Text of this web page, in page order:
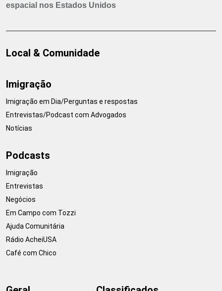
espacial nos Estados Unidos
Local & Comunidade
Imigração
Imigração em Dia/Perguntas e respostas
Entrevistas/Podcast com Advogados
Notícias
Podcasts
Imigração
Entrevistas
Negócios
Em Campo com Tozzi
Ajuda Comunitária
Rádio AcheiUSA
Café com Chico